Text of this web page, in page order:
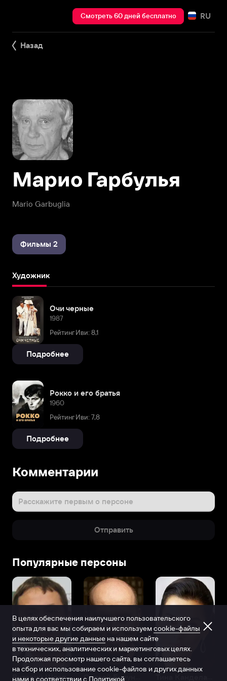
Смотреть 60 дней бесплатно RU
Назад
Mario Garbuglia
Марио Гарбулья
Фильмы 2
Художник
Очи черные
1987
Рейтинг Иви: 8,1
Подробнее
Рокко и его братья
1960
Рейтинг Иви: 7,8
Подробнее
Комментарии
Расскажите первым о персоне
Отправить
Популярные персоны
Виталий Шляппо
В целях обеспечения наилучшего пользовательского
опыта для вас мы собираем и используем cookie-файлы
и некоторые другие данные на нашем сайте
в технических, аналитических и маркетинговых целях.
Продолжая просмотр нашего сайта, вы соглашаетесь
на сбор и использование cookie-файлов и других данных
нами в соответствии с Политикой